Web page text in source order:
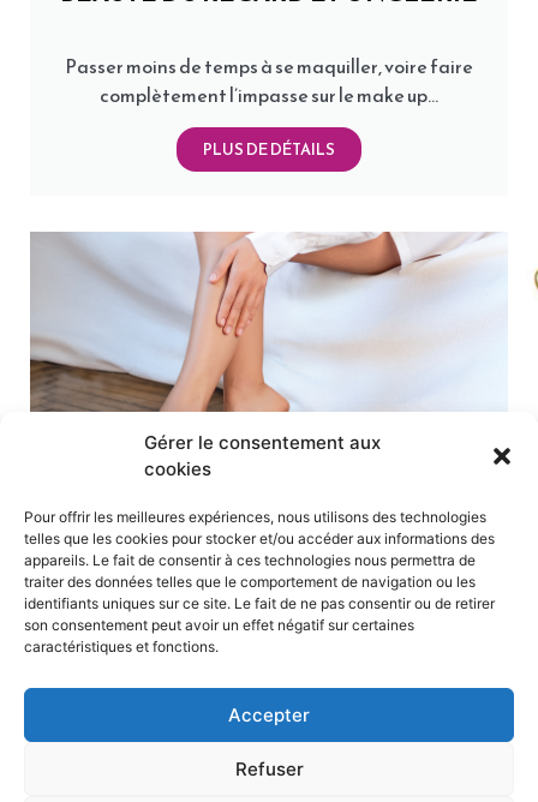
Gérer le consentement aux
cookies
Pour offrir les meilleures expériences, nous utilisons des technologies
telles que les cookies pour stocker et/ou accéder aux informations des
appareils. Le fait de consentir à ces technologies nous permettra de
traiter des données telles que le comportement de navigation ou les
identifiants uniques sur ce site. Le fait de ne pas consentir ou de retirer
son consentement peut avoir un effet négatif sur certaines
caractéristiques et fonctions.
Accepter
Refuser
SOIN VISAGE ET CORPS
Véritable alternative à la médecine esthétique,
Hydradermie est le soin qui rajeunit visiblement la
peau...
PLUS DE DÉTAILS
BEAUTÉ DU REGARD ET ONGLERIE